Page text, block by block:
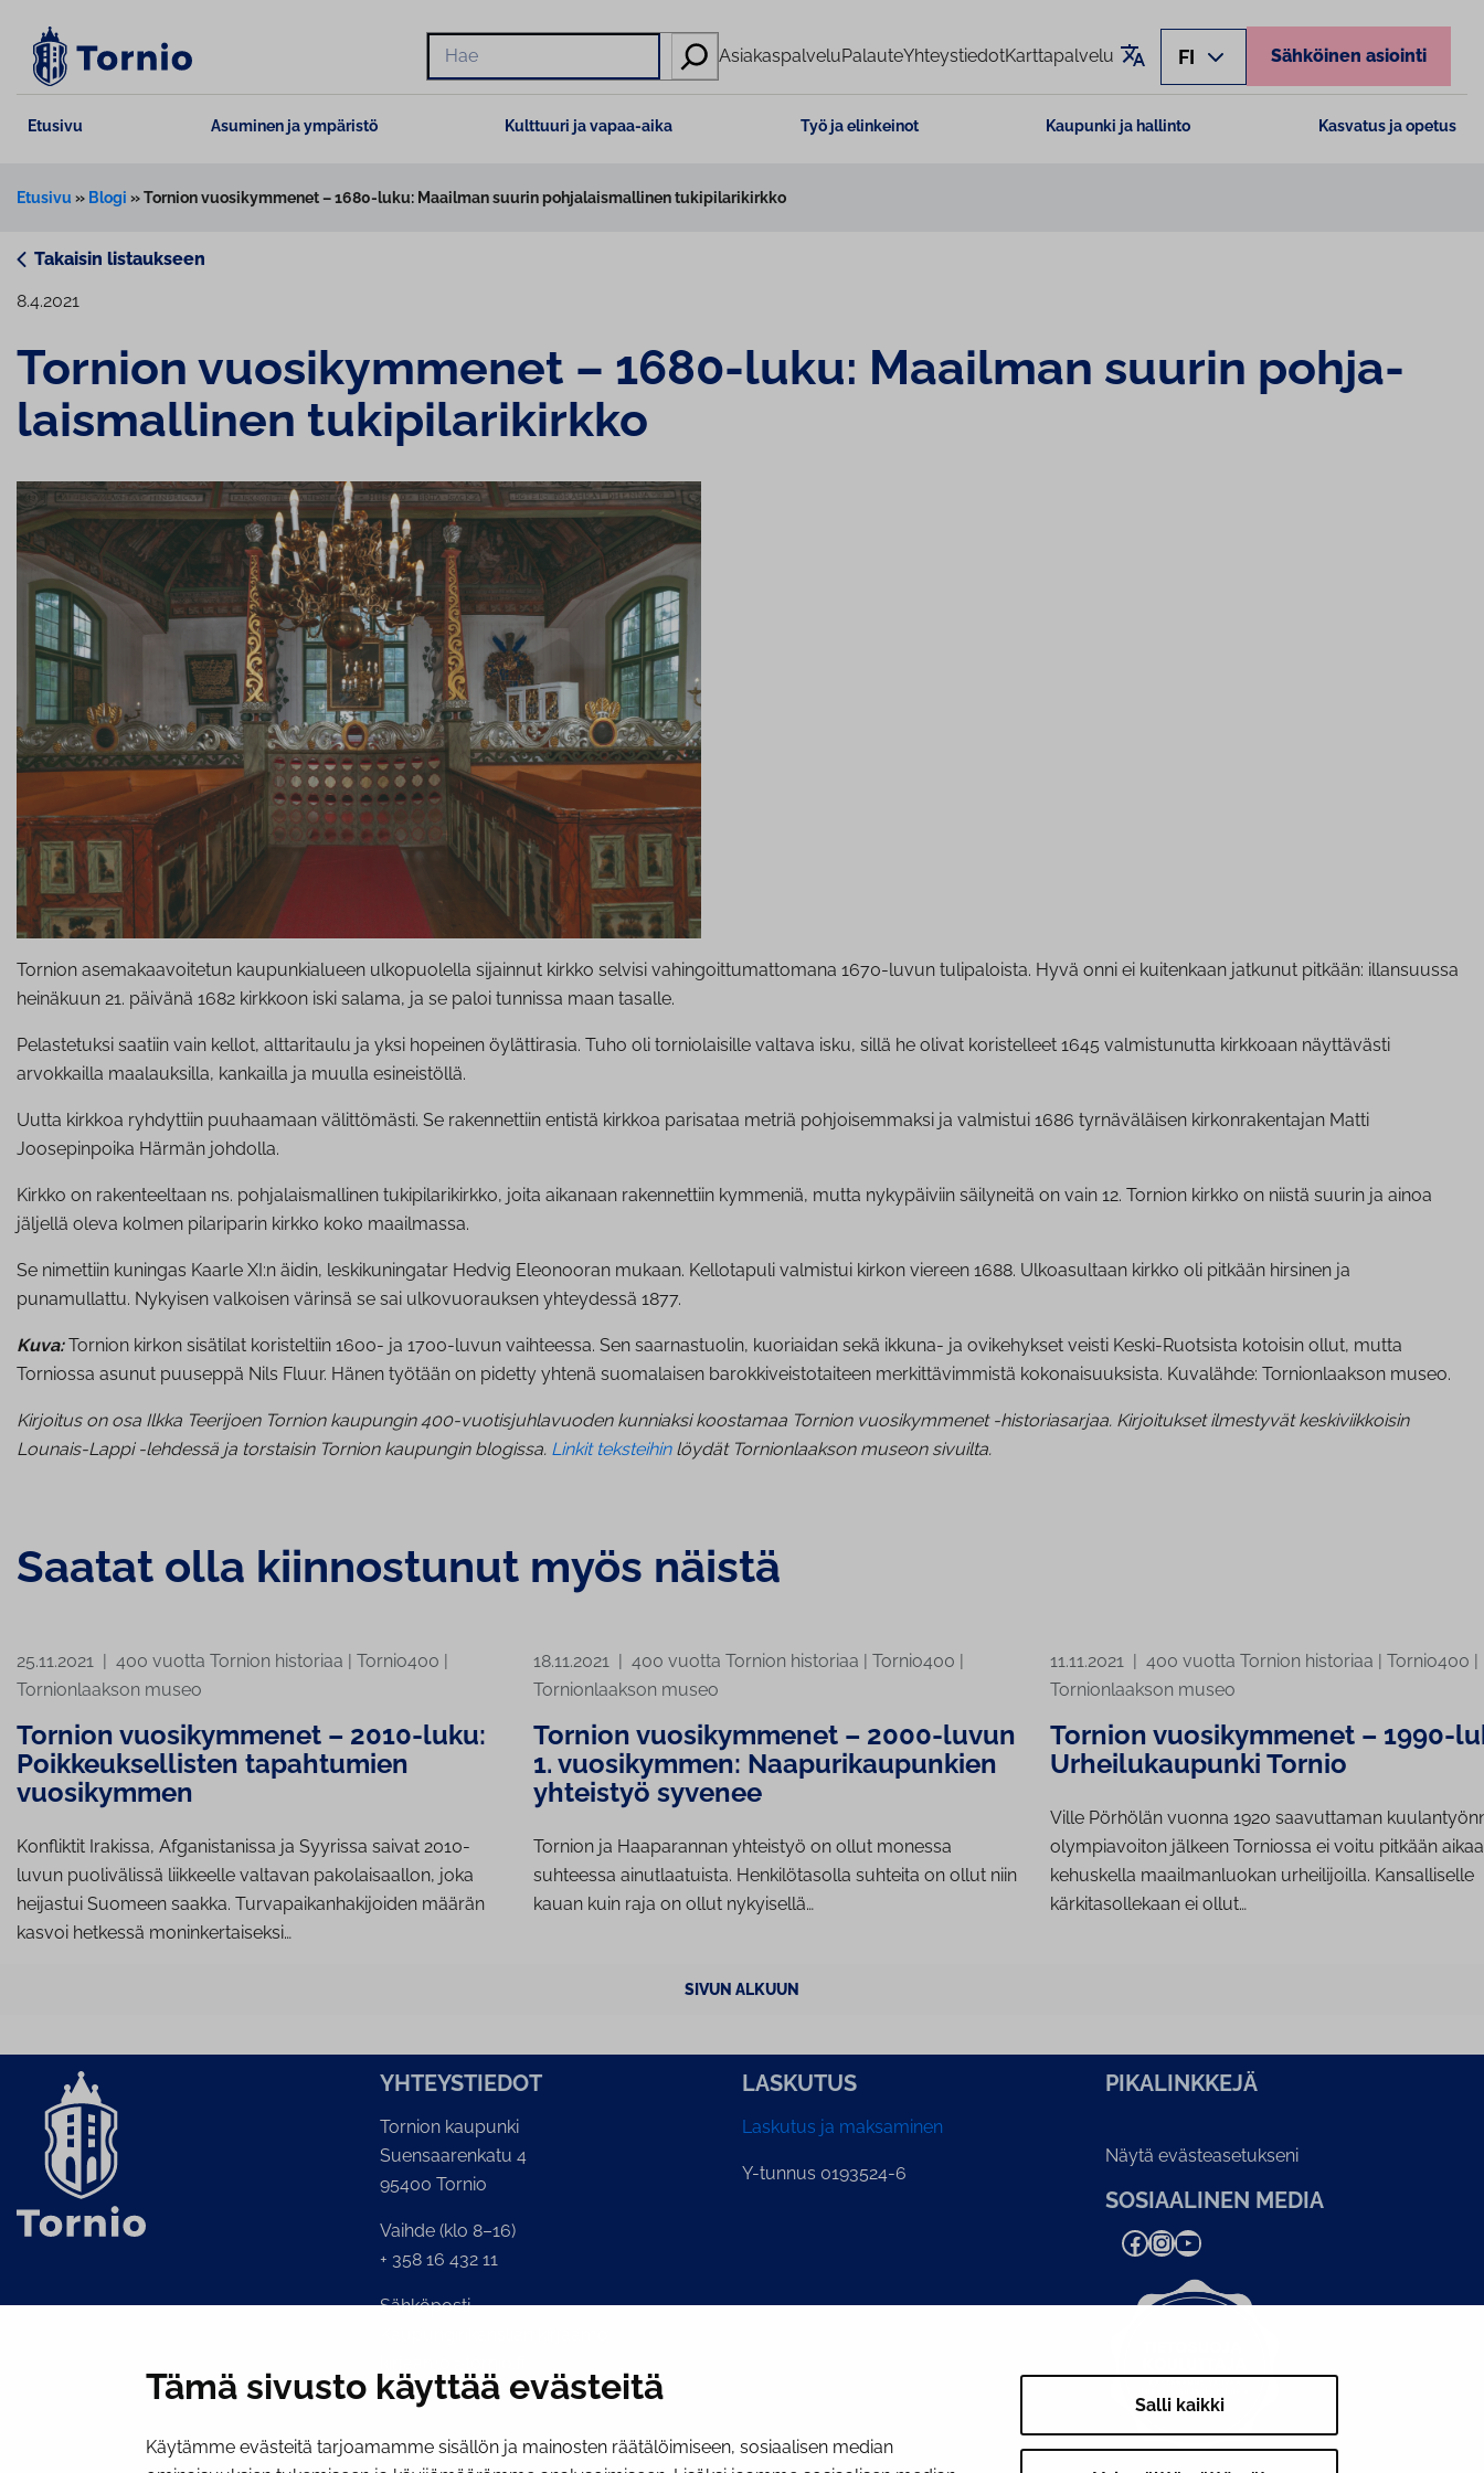
Tämä sivusto käyttää evästeitä
Käytämme evästeitä tarjoamamme sisällön ja mainosten räätälöimiseen, sosiaalisen median
Salli kaikki
sisältöön
Hae
AsiakaspalveluPalauteYhteystiedotKarttapalvelu Käännä sivu
FI Sähköinen asiointi
Etusivu Asuminen ja ympäristö Kulttuuri ja vapaa-aika Työ ja elinkeinot Kaupunki ja hallinto Kasvatus ja opetus
Etusivu » Blogi »Tornion vuosikymmenet – 1680-luku: Maailman suurin pohjalaismallinen tukipilarikirkko
Takaisin listaukseen
8.4.2021
Tornion vuo­si­kym­me­net – 1680-luku: Maailman suurin poh­ja­
lais­mal­li­nen tu­ki­pi­la­ri­kirk­ko
Tornion asemakaavoitetun kaupunkialueen ulkopuolella sijainnut kirkko selvisi vahingoittumattomana 1670-luvun tulipaloista. Hyvä onni ei kuitenkaan jatkunut pitkään: illansuussa
heinäkuun 21. päivänä 1682 kirkkoon iski salama, ja se paloi tunnissa maan tasalle.
Pelastetuksi saatiin vain kellot, alttaritaulu ja yksi hopeinen öylättirasia. Tuho oli torniolaisille valtava isku, sillä he olivat koristelleet 1645 valmistunutta kirkkoaan näyttävästi
arvokkailla maalauksilla, kankailla ja muulla esineistöllä.
Uutta kirkkoa ryhdyttiin puuhaamaan välittömästi. Se rakennettiin entistä kirkkoa parisataa metriä pohjoisemmaksi ja valmistui 1686 tyrnäväläisen kirkonrakentajan Matti
Joosepinpoika Härmän johdolla.
Kirkko on rakenteeltaan ns. pohjalaismallinen tukipilarikirkko, joita aikanaan rakennettiin kymmeniä, mutta nykypäiviin säilyneitä on vain 12. Tornion kirkko on niistä suurin ja ainoa
jäljellä oleva kolmen pilariparin kirkko koko maailmassa.
Se nimettiin kuningas Kaarle XI:n äidin, leskikuningatar Hedvig Eleonooran mukaan. Kellotapuli valmistui kirkon viereen 1688. Ulkoasultaan kirkko oli pitkään hirsinen ja
punamullattu. Nykyisen valkoisen värinsä se sai ulkovuorauksen yhteydessä 1877.
Kuva:Tornion kirkon sisätilat koristeltiin 1600- ja 1700-luvun vaihteessa. Sen saarnastuolin, kuoriaidan sekä ikkuna- ja ovikehykset veisti Keski-Ruotsista kotoisin ollut, mutta
Torniossa asunut puuseppä Nils Fluur. Hänen työtään on pidetty yhtenä suomalaisen barokkiveistotaiteen merkittävimmistä kokonaisuuksista. Kuvalähde: Tornionlaakson museo.
Kirjoitus on osa Ilkka Teerijoen Tornion kaupungin 400-vuotisjuhlavuoden kunniaksi koostamaa Tornion vuosikymmenet -historiasarjaa. Kirjoitukset ilmestyvät keskiviikkoisin
Lounais-Lappi -lehdessä ja torstaisin Tornion kaupungin blogissa. Linkit teksteihinlöydät Tornionlaakson museon sivuilta.
Saatat olla kiinnostunut myös näistä
25.11.2021 | 400 vuotta Tornion historiaa | Tornio400 |
Tornionlaakson museo
Tornion vuosikymmenet – 2010-luku:
Poikkeuksellisten tapahtumien
vuosikymmen
Konfliktit Irakissa, Afganistanissa ja Syyrissa saivat 2010-
luvun puolivälissä liikkeelle valtavan pakolaisaallon, joka
heijastui Suomeen saakka. Turvapaikanhakijoiden määrän
kasvoi hetkessä moninkertaiseksi…
18.11.2021 | 400 vuotta Tornion historiaa | Tornio400 |
Tornionlaakson museo
Tornion vuosikymmenet – 2000-luvun
1. vuosikymmen: Naapurikaupunkien
yhteistyö syvenee
Tornion ja Haaparannan yhteistyö on ollut monessa
suhteessa ainutlaatuista. Henkilötasolla suhteita on ollut niin
kauan kuin raja on ollut nykyisellä…
11.11.2021 | 400 vuotta Tornion historiaa | Tornio400 |
Tornionlaakson museo
Tornion vuosikymmenet – 1990-
Urheilukaupunki Tornio
Ville Pörhölän vuonna 1920 saavuttaman
olympiavoiton jälkeen Torniossa ei voitu pitkään
kehuskella maailmanluokan urheilijoilla. Kansalliselle
kärkitasollekaan ei ollut…
SIVUN ALKUUN
YH­TEYS­TIE­DOT
Tornion kaupunki
Suensaarenkatu 4
95400 Tornio
Vaihde (klo 8–16)
+ 358 16 432 11
Sähköposti
LASKUTUS
Laskutus ja maksaminen
Y-tunnus 0193524-6
PI­KA­LINK­KE­JÄ
Näytä evästeasetukseni
SOSIAALINEN MEDIA
Facebook InstagramYouTube